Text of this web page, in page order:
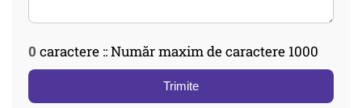
0 caractere :: Număr maxim de caractere 1000
Trimite